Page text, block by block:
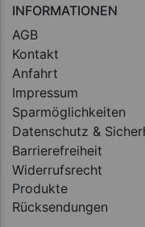
INFORMATIONEN
AGB
Kontakt
Anfahrt
Impressum
Sparmöglichkeiten
Datenschutz &
Barrierefreiheit
Widerrufsrecht
Produkte
Rücksendungen